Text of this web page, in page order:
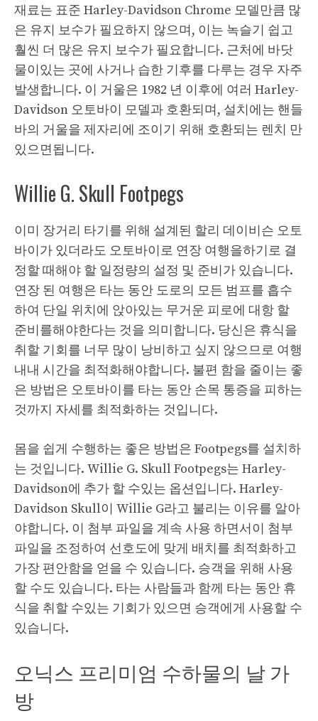
재료는 표준 Harley-Davidson Chrome 모델만큼 많
은 유지 보수가 필요하지 않으며, 이는 녹슬기 쉽고
훨씬 더 많은 유지 보수가 필요합니다. 근처에 바닷
물이있는 곳에 사거나 습한 기후를 다루는 경우 자주
발생합니다. 이 거울은 1982 년 이후에 여러 Harley-
Davidson 오토바이 모델과 호환되며, 설치에는 핸들
바의 거울을 제자리에 조이기 위해 호환되는 렌치 만
있으면됩니다.
Willie G. Skull Footpegs
이미 장거리 타기를 위해 설계된 할리 데이비슨 오토
바이가 있더라도 오토바이로 연장 여행을하기로 결
정할 때해야 할 일정량의 설정 및 준비가 있습니다.
연장 된 여행은 타는 동안 도로의 모든 범프를 흡수
하여 단일 위치에 앉아있는 무거운 피로에 대항 할
준비를해야한다는 것을 의미합니다. 당신은 휴식을
취할 기회를 너무 많이 낭비하고 싶지 않으므로 여행
내내 시간을 최적화해야합니다. 불편 함을 줄이는 좋
은 방법은 오토바이를 타는 동안 손목 통증을 피하는
것까지 자세를 최적화하는 것입니다.
몸을 쉽게 수행하는 좋은 방법은 Footpegs를 설치하
는 것입니다. Willie G. Skull Footpegs는 Harley-
Davidson에 추가 할 수있는 옵션입니다. Harley-
Davidson Skull이 Willie G라고 불리는 이유를 알아
야합니다. 이 첨부 파일을 계속 사용 하면서이 첨부
파일을 조정하여 선호도에 맞게 배치를 최적화하고
가장 편안함을 얻을 수 있습니다. 승객을 위해 사용
할 수도 있습니다. 타는 사람들과 함께 타는 동안 휴
식을 취할 수있는 기회가 있으면 승객에게 사용할 수
있습니다.
오닉스 프리미엄 수하물의 날 가
방